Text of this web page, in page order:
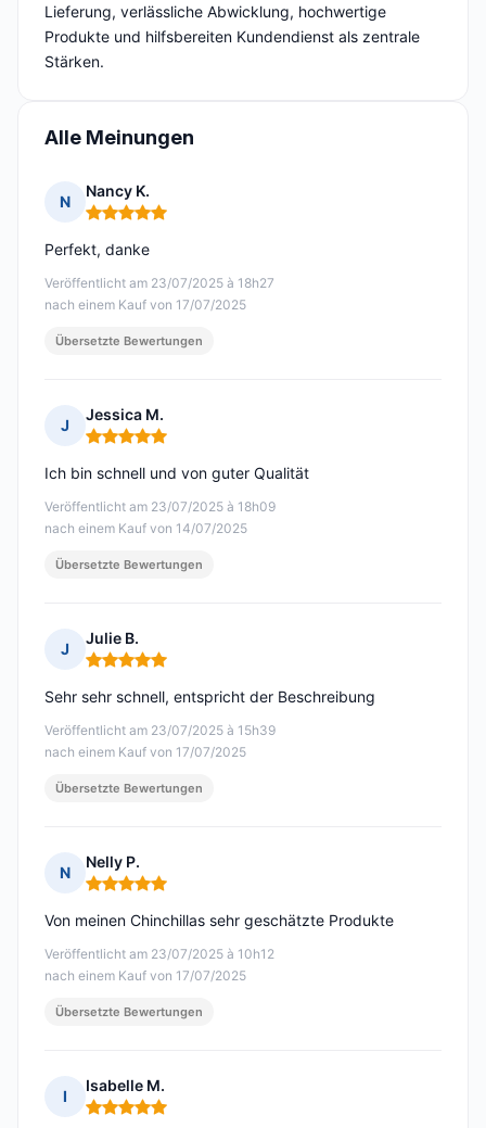
Lieferung, verlässliche Abwicklung, hochwertige
Produkte und hilfsbereiten Kundendienst als zentrale
Stärken.
Alle Meinungen
N
Nancy K.
Hinweis: 5 von 5
Veröffentlicht am 23/07/2025 à 18h27
nach einem Kauf von 17/07/2025
Perfekt, danke
Übersetzte Bewertungen
J
Jessica M.
Hinweis: 5 von 5
Veröffentlicht am 23/07/2025 à 18h09
nach einem Kauf von 14/07/2025
Ich bin schnell und von guter Qualität
Übersetzte Bewertungen
J
Julie B.
Hinweis: 5 von 5
Veröffentlicht am 23/07/2025 à 15h39
nach einem Kauf von 17/07/2025
Sehr sehr schnell, entspricht der Beschreibung
Übersetzte Bewertungen
N
Nelly P.
Hinweis: 5 von 5
Veröffentlicht am 23/07/2025 à 10h12
nach einem Kauf von 17/07/2025
Von meinen Chinchillas sehr geschätzte Produkte
Übersetzte Bewertungen
I
Isabelle M.
Hinweis: 5 von 5